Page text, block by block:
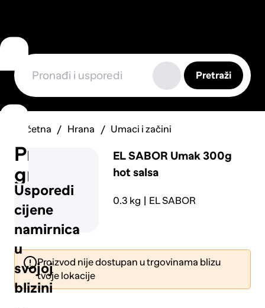
Usporedi
cijene
namirnica
u
svojoj
blizini
Prijavi
grešku
Pretraži
Početna Hrana Umaci i začini
EL SABOR Umak 300g
hot salsa
0.3 kg EL SABOR
Proizvod nije dostupan u trgovinama blizu
tvoje lokacije